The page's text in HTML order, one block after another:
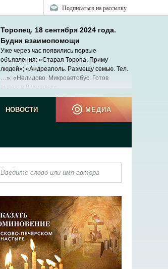
Подписаться на рассылку
Торопец. 18 сентября 2024 года.
Будни взаимопомощи
Уже через час появились первые
объявления: «Старая Торопа. Приму
людей»; «Андреаполь. Размещу семью. Тел.
…»; «Нелидово. Микроавтобус. Готов
вывезти 8 человек»...
НОВОСТИ МЕДИА